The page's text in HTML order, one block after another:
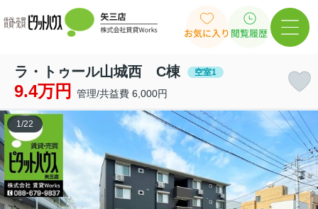
お気に入り 閲覧履歴
ラ・トゥール山城西 C棟 空室1
9.4万円 管理/共益費 6,000円
1/22